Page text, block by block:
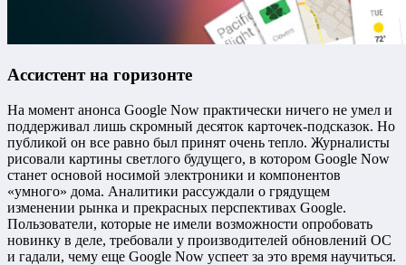
Ассистент на горизонте
На момент анонса Google Now практически ничего не умел и
поддерживал лишь скромный десяток карточек-подсказок. Но
публикой он все равно был принят очень тепло. Журналисты
рисовали картины светлого будущего, в котором Google Now
станет основой носимой электроники и компонентов
«умного» дома. Аналитики рассуждали о грядущем
изменении рынка и прекрасных перспективах Google.
Пользователи, которые не имели возможности опробовать
новинку в деле, требовали у производителей обновлений ОС
и гадали, чему еще Google Now успеет за это время научиться.